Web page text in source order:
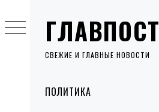
ГЛАВПОСТ
СВЕЖИЕ И ГЛАВНЫЕ НОВОСТИ
MenuПОЛИТИКА
to
content